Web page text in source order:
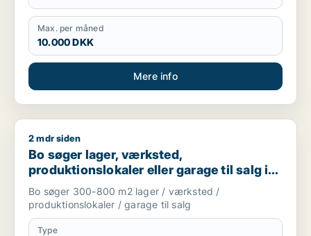
Max. per måned
10.000 DKK
Mere info
Bo søger lager, værksted, produktionslokaler eller garage
2 mdr siden
Bo søger lager, værksted,
produktionslokaler eller garage til salg i
Nordsjælland
Bo søger 300-800 m2 lager / værksted /
produktionslokaler / garage til salg
Type